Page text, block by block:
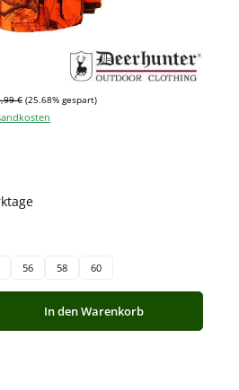
€ (25.68% gespart)
56 58 60
Wert ein oder benutze die
In den Warenkorb